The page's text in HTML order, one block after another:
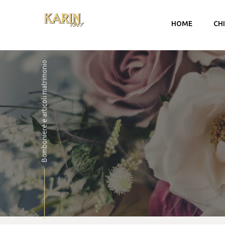
HOME
Account
Carrello
Checkout
Bomboniere e articoli matrimonio